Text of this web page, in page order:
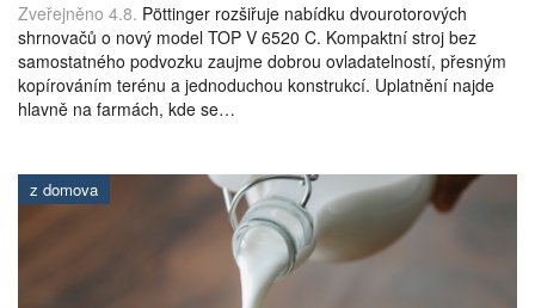
Zveřejněno 4.8. Pöttinger rozšiřuje nabídku dvourotorových
shrnovačů o nový model TOP V 6520 C. Kompaktní stroj bez
samostatného podvozku zaujme dobrou ovladatelností, přesným
kopírováním terénu a jednoduchou konstrukcí. Uplatnění najde
hlavně na farmách, kde se…
z domova